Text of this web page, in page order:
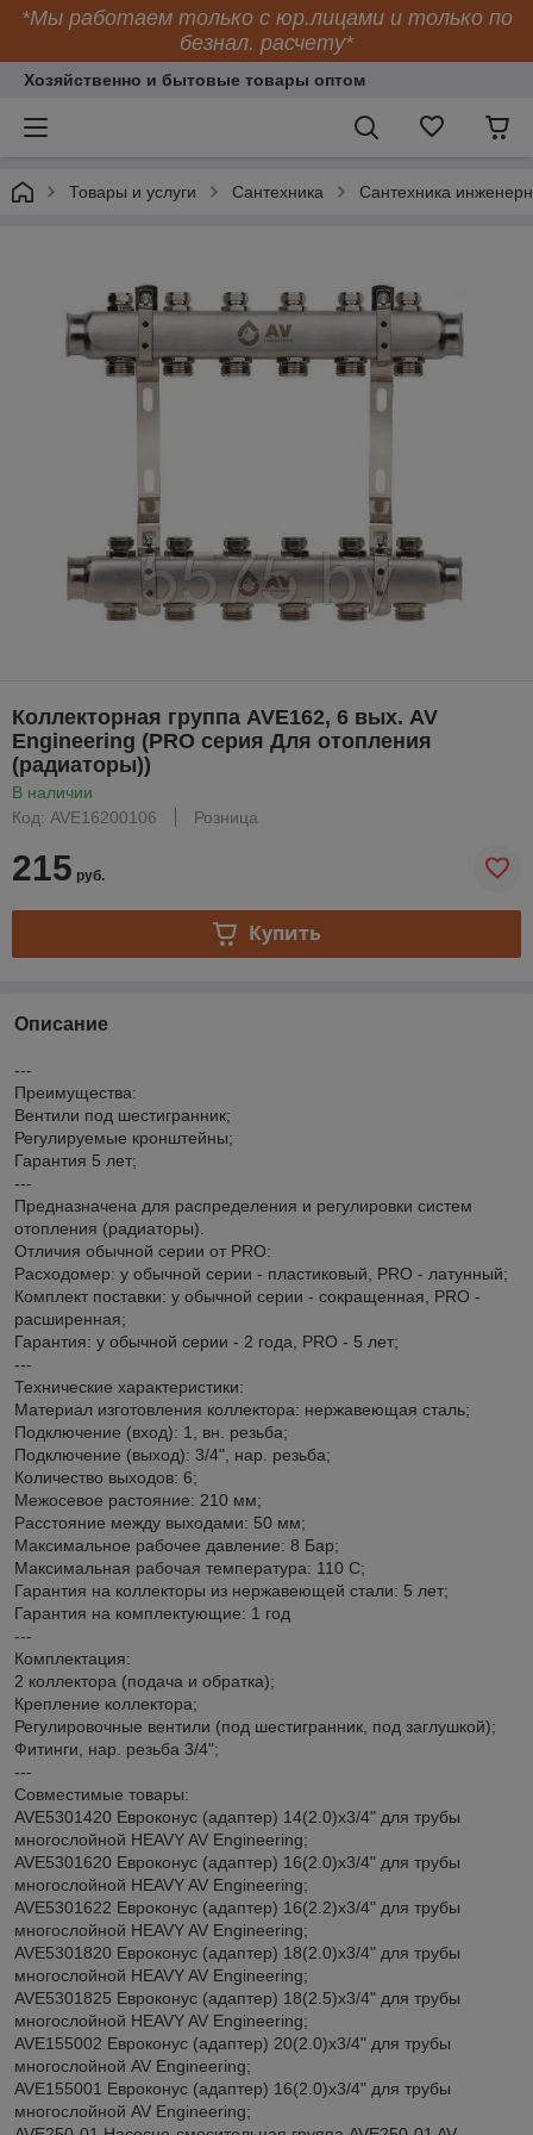
*Мы работаем только с юр.лицами и только по
безнал. расчету*
Хозяйственно и бытовые товары оптом
Товары и услуги Сантехника Сантехника
Коллекторная группа AVE162, 6 вых. AV
Engineering (PRO серия Для отопления
(радиаторы))
В наличии
Код: AVE16200106
Розница
215 руб.
Купить
Описание
---
Преимущества:
Вентили под шестигранник;
Регулируемые кронштейны;
Гарантия 5 лет;
---
Предназначена для распределения и регулировки систем
отопления (радиаторы).
Отличия обычной серии от PRO:
Расходомер: у обычной серии - пластиковый, PRO - латунный;
Комплект поставки: у обычной серии - сокращенная, PRO -
расширенная;
Гарантия: у обычной серии - 2 года, PRO - 5 лет;
---
Технические характеристики:
Материал изготовления коллектора: нержавеющая сталь;
Подключение (вход): 1, вн. резьба;
Подключение (выход): 3/4", нар. резьба;
Количество выходов: 6;
Межосевое растояние: 210 мм;
Расстояние между выходами: 50 мм;
Максимальное рабочее давление: 8 Бар;
Максимальная рабочая температура: 110 С;
Гарантия на коллекторы из нержавеющей стали: 5 лет;
Гарантия на комплектующие: 1 год
---
Комплектация:
2 коллектора (подача и обратка);
Крепление коллектора;
Регулировочные вентили (под шестигранник, под заглушкой);
Фитинги, нар. резьба 3/4";
---
Совместимые товары:
AVE5301420 Евроконус (адаптер) 14(2.0)х3/4" для трубы
многослойной HEAVY AV Engineering;
AVE5301620 Евроконус (адаптер) 16(2.0)х3/4" для трубы
многослойной HEAVY AV Engineering;
AVE5301622 Евроконус (адаптер) 16(2.2)х3/4" для трубы
многослойной HEAVY AV Engineering;
AVE5301820 Евроконус (адаптер) 18(2.0)х3/4" для трубы
многослойной HEAVY AV Engineering;
AVE5301825 Евроконус (адаптер) 18(2.5)х3/4" для трубы
многослойной HEAVY AV Engineering;
AVE155002 Евроконус (адаптер) 20(2.0)х3/4" для трубы
многослойной AV Engineering;
AVE155001 Евроконус (адаптер) 16(2.0)х3/4" для трубы
многослойной AV Engineering;